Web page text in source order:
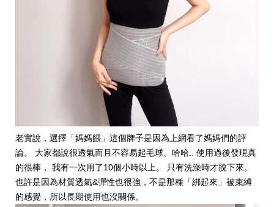
老實說，選擇「媽媽餵」這個牌子是因為上網看了媽媽們的評
論。 大家都說很透氣而且不容易起毛球。哈哈.. 使用過後發現真
的很棒， 我有一次用了10個小時以上。 只有洗澡時才脫下來。
也許是因為材質透氣&彈性也很強，不是那種「綁起來」被束縛
的感覺，所以長期使用也沒關係。